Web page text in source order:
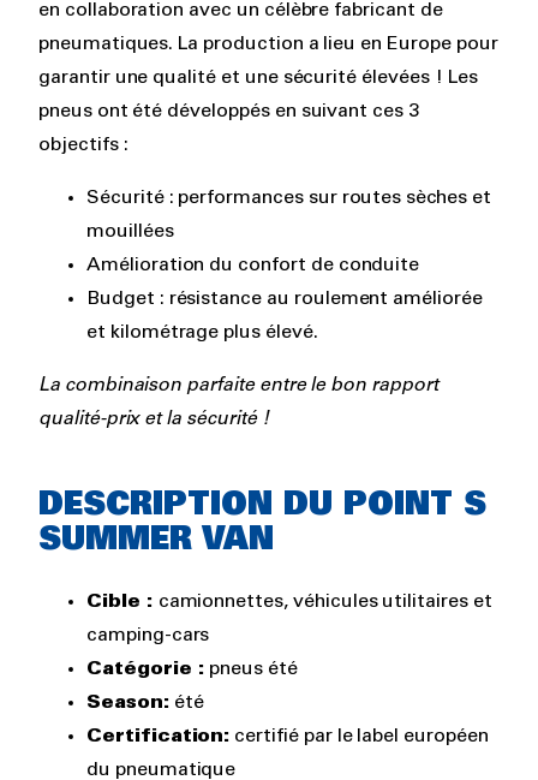
en collaboration avec un célèbre fabricant de
pneumatiques. La production a lieu en Europe pour
garantir une qualité et une sécurité élevées ! Les
pneus ont été développés en suivant ces 3
objectifs :
Sécurité : performances sur routes sèches et
mouillées
Amélioration du confort de conduite
Budget : résistance au roulement améliorée
et kilométrage plus élevé.
La combinaison parfaite entre le bon rapport
qualité-prix et la sécurité !
Rich
text
DESCRIPTION DU POINT S
SUMMER VAN
Cible : camionnettes, véhicules utilitaires et
camping-cars
Catégorie : pneus été
Season:été
Certification: certifié par le label européen
du pneumatique